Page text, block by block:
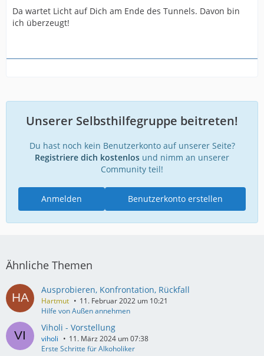
Da wartet Licht auf Dich am Ende des Tunnels. Davon bin
ich überzeugt!
Unserer Selbsthilfegruppe beitreten!
Du hast noch kein Benutzerkonto auf unserer Seite?
Registriere dich kostenlos und nimm an unserer
Community teil!
Benutzerkonto erstellen
Anmelden
Ähnliche Themen
Ausprobieren, Konfrontation, Rückfall
Hartmut
11. Februar 2022 um 10:21
Hilfe von Außen annehmen
Viholi - Vorstellung
viholi
11. März 2024 um 07:38
Erste Schritte für Alkoholiker